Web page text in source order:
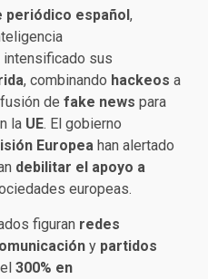
periódico español,
intensificado sus
, combinando hackeos a
de fake news para
la UE. El gobierno
Europea han alertado
debilitar el apoyo a
europeas.
figuran redes
y partidos
300% en